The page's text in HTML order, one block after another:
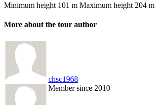
Minimum height 101 m Maximum height 204 m
More about the tour author
chsc1968
Member since 2010